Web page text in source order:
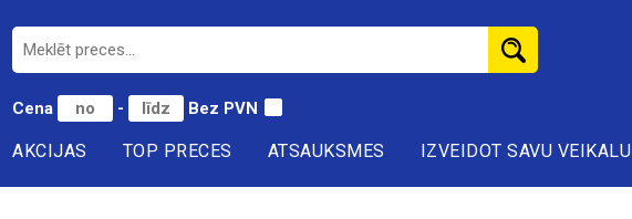
Cena - Bez PVN
AKCIJAS TOP PRECES ATSAUKSMES IZVEIDOT SAVU VEIKALU